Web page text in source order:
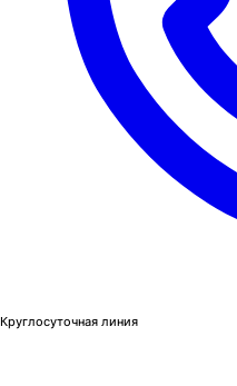
Круглосуточная линия